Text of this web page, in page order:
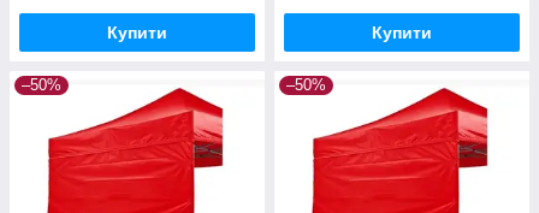
Купити Купити
–50% –50%